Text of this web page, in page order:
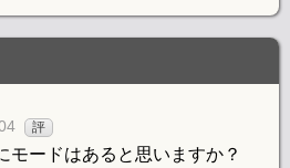
評
モードはあると思いますか？